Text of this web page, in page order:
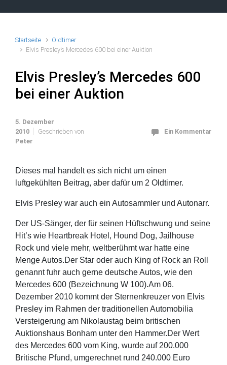
Startseite
Oldtimer
Elvis Presley’s Mercedes 600 bei einer Auktion
Elvis Presley’s Mercedes 600
bei einer Auktion
5. Dezember
2010
Geschrieben von
Peter
Ein Kommentar
Dieses mal handelt es sich nicht um einen
luftgekühlten Beitrag, aber dafür um 2 Oldtimer.
Elvis Presley war auch ein Autosammler und Autonarr.
Der US-Sänger, der für seinen Hüftschwung und seine
Hit’s wie Heartbreak Hotel, Hound Dog, Jailhouse
Rock und viele mehr, weltberühmt war hatte eine
Menge Autos.Der Star oder auch King of Rock an Roll
genannt fuhr auch gerne deutsche Autos, wie den
Mercedes 600 (Bezeichnung W 100).Am 06.
Dezember 2010 kommt der Sternenkreuzer von Elvis
Presley im Rahmen der traditionellen Automobilia
Versteigerung am Nikolaustag beim britischen
Auktionshaus Bonham unter den Hammer.Der Wert
des Mercedes 600 vom King, wurde auf 200.000
Britische Pfund, umgerechnet rund 240.000 Euro